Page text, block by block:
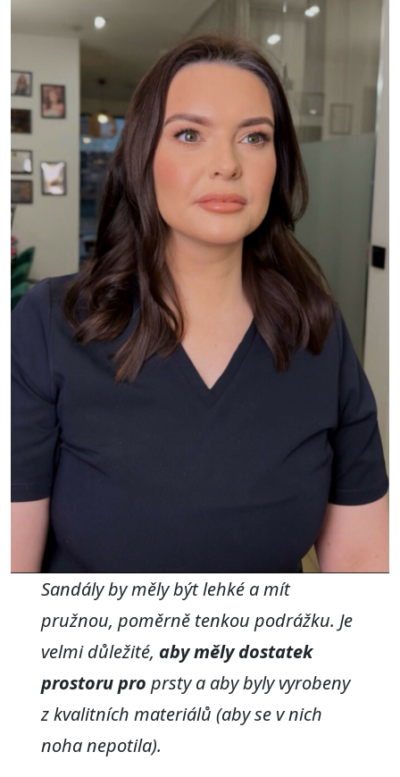
Sandály by měly být lehké a mít
pružnou, poměrně tenkou podrážku. Je
velmi důležité, abyměly dostatek
prostoru pro prsty a aby byly vyrobeny
z kvalitních materiálů (aby se v nich
noha nepotila).